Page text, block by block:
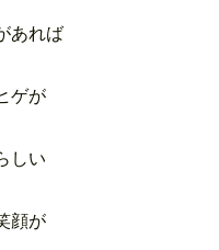
あれば
ゲが
しい
顔が